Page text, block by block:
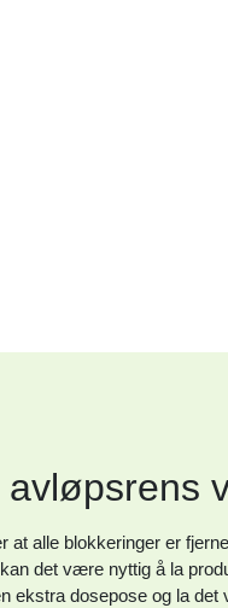
at alle blokkeringer er
det være nyttig å la
ekstra dosepose og la